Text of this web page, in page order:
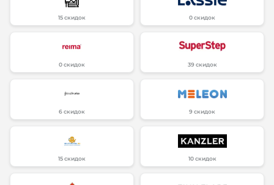
15 скидок 0 скидок
0 скидок 39 скидок
6 скидок 9 скидок
15 скидок 10 скидок